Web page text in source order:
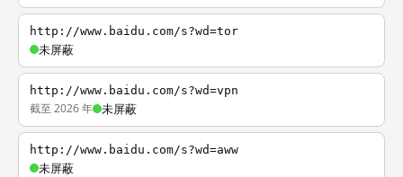
http://www.baidu.com/s?wd=tor
未屏蔽
http://www.baidu.com/s?wd=vpn
截至 2026 年 未屏蔽
http://www.baidu.com/s?wd=aww
未屏蔽